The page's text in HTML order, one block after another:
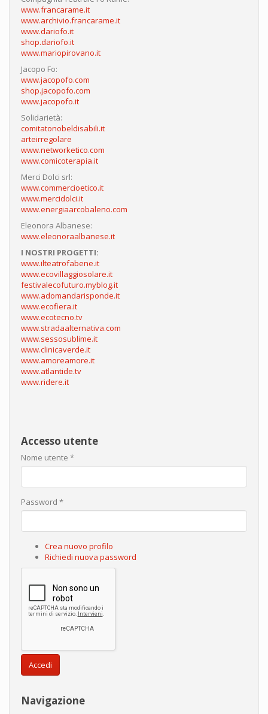
www.francarame.it
www.archivio.francarame.it
www.dariofo.it
shop.dariofo.it
www.mariopirovano.it
Jacopo Fo:
www.jacopofo.com
shop.jacopofo.com
www.jacopofo.it
Solidarietà:
comitatonobeldisabili.it
arteirregolare
www.networketico.com
www.comicoterapia.it
Merci Dolci srl:
www.commercioetico.it
www.mercidolci.it
www.energiaarcobaleno.com
Eleonora Albanese:
www.eleonoraalbanese.it
I NOSTRI PROGETTI:
www.ilteatrofabene.it
www.ecovillaggiosolare.it
festivalecofuturo.myblog.it
www.adomandarisponde.it
www.ecofiera.it
www.ecotecno.tv
www.stradaalternativa.com
www.sessosublime.it
www.clinicaverde.it
www.amoreamore.it
www.atlantide.tv
www.ridere.it
Accesso utente
Nome utente *
Password *
Crea nuovo profilo
Richiedi nuova password
Accedi
Navigazione